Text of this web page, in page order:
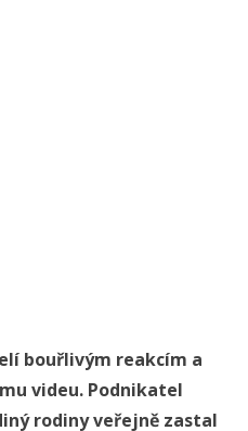
bouřlivým reakcím a
videu. Podnikatel
rodiny veřejně zastal